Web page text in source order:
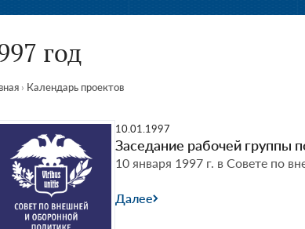
год
› Календарь проектов
10.01.1997
Заседание рабочей группы
10 января 1997 г. в Совете по
Далее